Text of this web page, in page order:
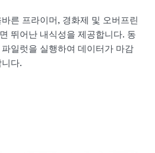
른 프라이머, 경화제 및 오버프린
뛰어난 내식성을 제공합니다. 동
일럿을 실행하여 데이터가 마감
다.